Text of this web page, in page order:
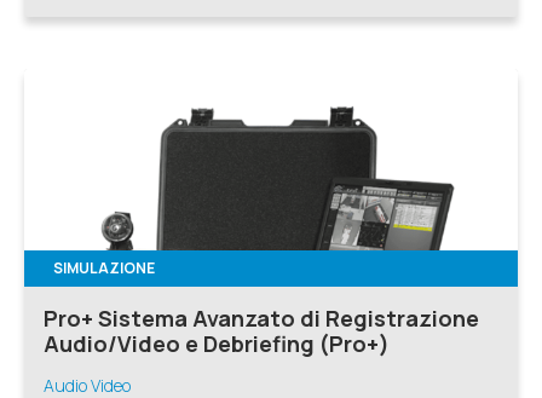
SIMULAZIONE
Pro+ Sistema Avanzato di Registrazione
Audio/Video e Debriefing (Pro+)
Audio Video